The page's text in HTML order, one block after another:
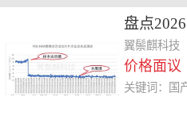
盘点
业，揭
翼鬃麒科技
价格面议
关键词：国